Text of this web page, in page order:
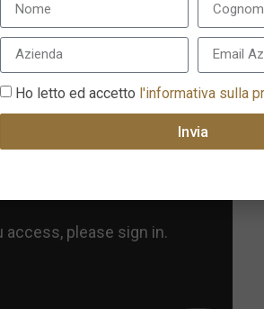
Ho letto ed accetto l'informativa sulla
Invia